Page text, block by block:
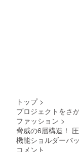
トップ >
プロジェクトをさ
ファッション >
脅威の6層構造！
機能ショルダーバ
コメント